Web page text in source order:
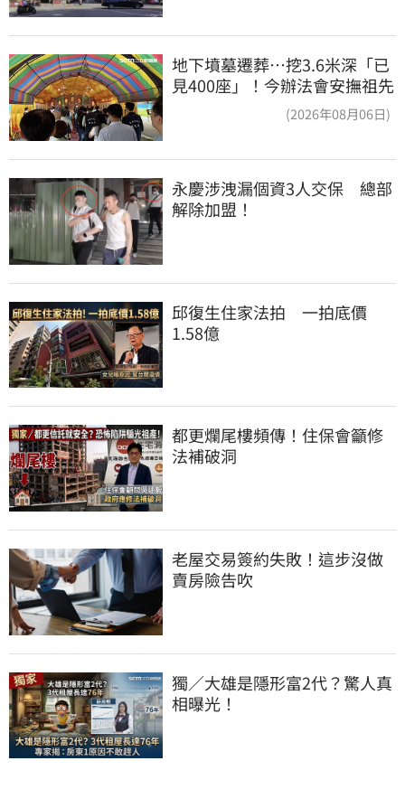
地下墳墓遷葬…挖3.6米深「已
見400座」！今辦法會安撫祖先
(2026年08月06日)
永慶涉洩漏個資3人交保　總部
解除加盟！
邱復生住家法拍　一拍底價
1.58億
都更爛尾樓頻傳！住保會籲修
法補破洞
老屋交易簽約失敗！這步沒做
賣房險告吹
獨／大雄是隱形富2代？驚人真
相曝光！